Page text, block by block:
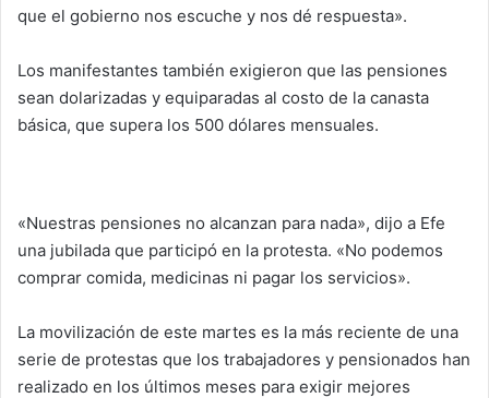
que el gobierno nos escuche y nos dé respuesta».
Los manifestantes también exigieron que las pensiones
sean dolarizadas y equiparadas al costo de la canasta
básica, que supera los 500 dólares mensuales.
«Nuestras pensiones no alcanzan para nada», dijo a Efe
una jubilada que participó en la protesta. «No podemos
comprar comida, medicinas ni pagar los servicios».
La movilización de este martes es la más reciente de una
serie de protestas que los trabajadores y pensionados han
realizado en los últimos meses para exigir mejores